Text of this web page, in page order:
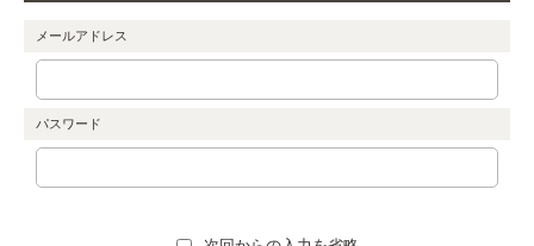
メールアドレス
パスワード